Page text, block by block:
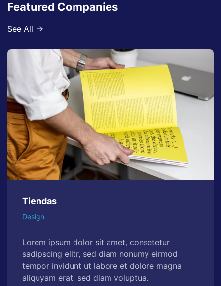
Featured Companies
See All
Tiendas
Design
Lorem ipsum dolor sit amet, consetetur
sadipscing elitr, sed diam nonumy eirmod
tempor invidunt ut labore et dolore magna
aliquyam erat, sed diam voluptua.